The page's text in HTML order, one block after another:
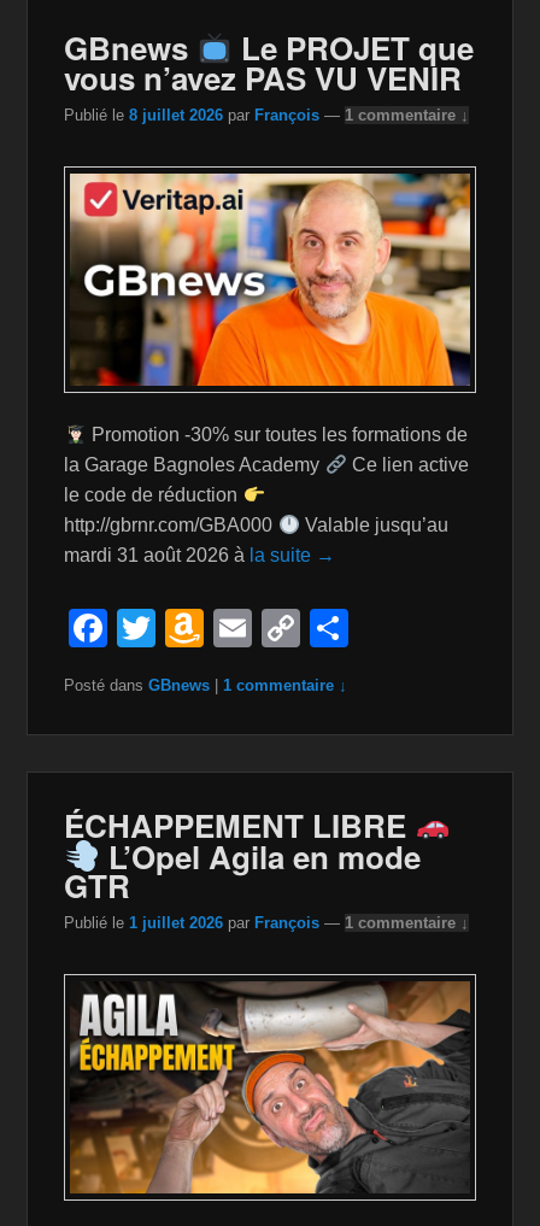
GBnews Le PROJET que
vous n’avez PAS VU VENIR
Publié le8 juillet 2026 par François — 1 commentaire ↓
Promotion -30% sur toutes les formations de
la Garage Bagnoles Academy
Ce lien active
le code de réduction
http://gbrnr.com/GBA000
Valable jusqu’au
mardi 31 août 2026 à la suite →
F
c
e
b
o
o
k
T
tt
er
A
a
z
o
n
W
h
Li
st
E
ail
C
p
y
Li
n
k
g
er
Posté dans GBnews |1 commentaire ↓
ÉCHAPPEMENT LIBRE
L’Opel Agila en mode
GTR
Publié le 1 juillet 2026 par François — 1 commentaire ↓